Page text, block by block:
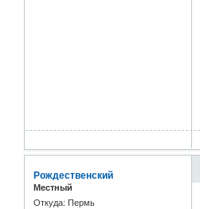
Рождественский
Местный
Откуда: Пермь